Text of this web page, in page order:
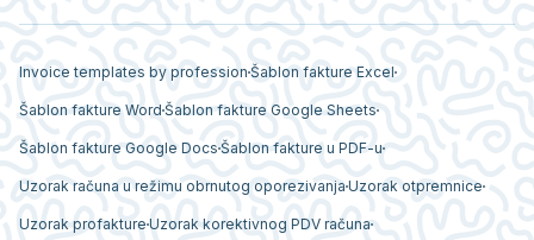
Invoice templates by profession Šablon fakture Excel
Šablon fakture Word Šablon fakture Google Sheets
Šablon fakture Google Docs Šablon fakture u PDF-u
Uzorak računa u režimu obrnutog oporezivanja Uzorak otpremnice
Uzorak profakture Uzorak korektivnog PDV računa